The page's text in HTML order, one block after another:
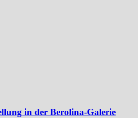
in der Berolina-Galerie